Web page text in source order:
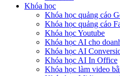
Khóa học
Khóa học quảng cáo
Khóa học quảng cáo
Khóa học Youtube
Khóa học AI cho
Khóa học AI
Khóa học AI In Office
Khóa học làm video